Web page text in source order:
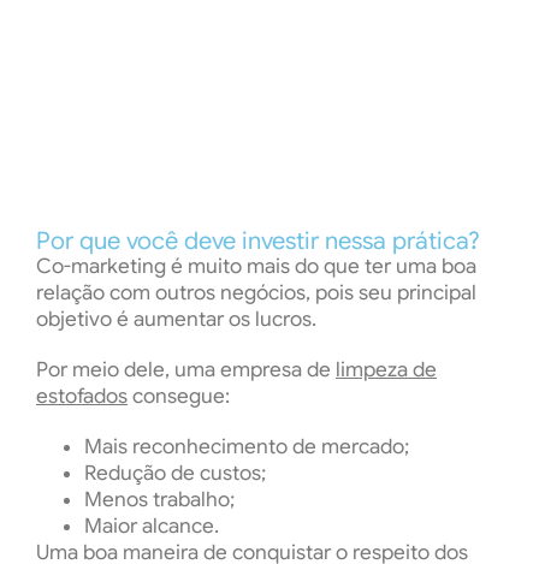
Por que você deve investir nessa prática?
Co-marketing é muito mais do que ter uma boa
relação com outros negócios, pois seu principal
objetivo é aumentar os lucros.
Por meio dele, uma empresa de limpeza de
estofadosconsegue:
Mais reconhecimento de mercado;
Redução de custos;
Menos trabalho;
Maior alcance.
Uma boa maneira de conquistar o respeito dos